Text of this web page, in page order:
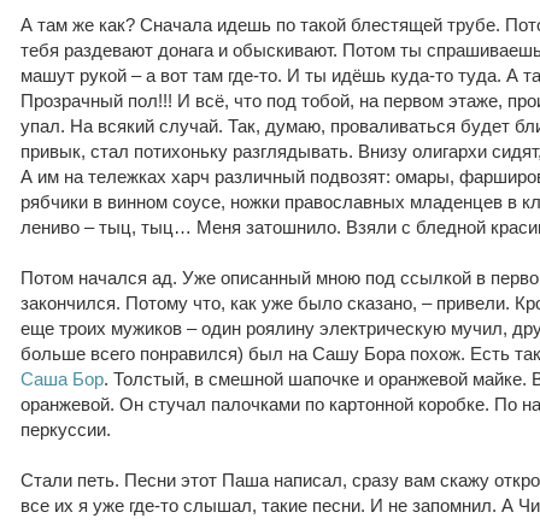
А там же как? Сначала идешь по такой блестящей трубе.
тебя раздевают донага и обыскивают. Потом ты
машут рукой – а вот там где-то. И ты идёшь куда-то туда. А
Прозрачный пол!!! И всё, что под тобой, на первом этаже,
упал. На всякий случай. Так, думаю, проваливаться будет
привык, стал потихоньку разглядывать. Внизу олигархи
А им на тележках харч различный подвозят: омары,
рябчики в винном соусе, ножки православных младенцев в
лениво – тыц, тыц… Меня затошнило. Взяли с бледной
Потом начался ад. Уже описанный мною под ссылкой в
закончился. Потому что, как уже было сказано, – привели.
еще троих мужиков – один роялину электрическую мучил,
больше всего понравился) был на Сашу Бора похож. Есть
Саша Бор. Толстый, в смешной шапочке и оранжевой
оранжевой. Он стучал палочками по картонной коробке. По
перкуссии.
Стали петь. Песни этот Паша написал, сразу вам скажу
все их я уже где-то слышал, такие песни. И не запомнил. А